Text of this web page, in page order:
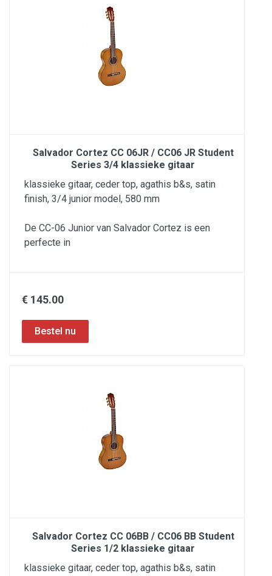
Salvador Cortez CC 06JR / CC06 JR Student
Series 3/4 klassieke gitaar
klassieke gitaar, ceder top, agathis b&s, satin
finish, 3/4 junior model, 580 mm
De CC-06 Junior van Salvador Cortez is een
perfecte in
€ 145.00
Salvador Cortez CC 06BB / CC06 BB Student
Series 1/2 klassieke gitaar
klassieke gitaar, ceder top, agathis b&s, satin